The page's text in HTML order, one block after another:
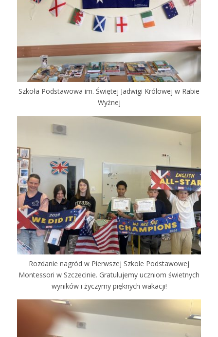
Szkoła Podstawowa im. Świętej Jadwigi Królowej w Rabie
Wyżnej
Rozdanie nagród w Pierwszej Szkole Podstawowej
Montessori w Szczecinie. Gratulujemy uczniom świetnych
wyników i życzymy pięknych wakacji!